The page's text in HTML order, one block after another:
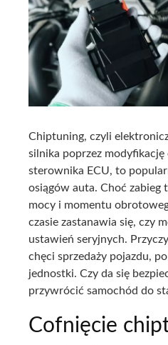
Chiptuning, czyli
silnika poprzez
sterownika ECU, to
osiągów auta. Choć
mocy i momentu
czasie zastanawia się, czy
ustawień seryjnych.
chęci sprzedaży pojazdu,
jednostki. Czy da się
przywrócić samochód do
Cofnięcie